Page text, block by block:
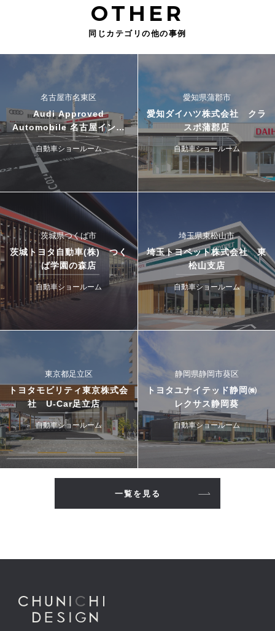
OTHER
同じカテゴリの他の事例
名古屋市名東区
Audi Approved
Automobile 名古屋インタ
ー・ドゥカティ名古屋イース
ト
自動車ショールーム
愛知県蒲郡市
愛知ダイハツ株式会社 クラ
スポ蒲郡店
自動車ショールーム
茨城県つくば市
茨城トヨタ自動車(株) つく
ば学園の森店
自動車ショールーム
埼玉県東松山市
埼玉トヨペット株式会社 東
松山支店
自動車ショールーム
東京都足立区
トヨタモビリティ東京株式会
社 U-Car足立店
自動車ショールーム
静岡県静岡市葵区
トヨタユナイテッド静岡㈱
レクサス静岡葵
自動車ショールーム
一覧を見る